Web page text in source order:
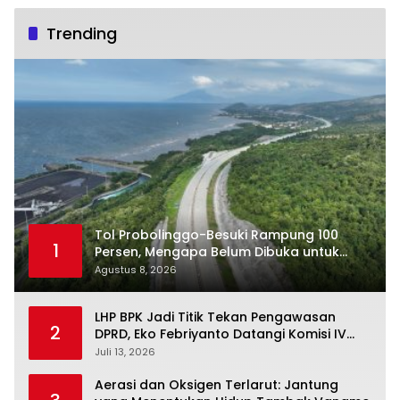
Trending
1
Tol Probolinggo-Besuki Rampung 100
Persen, Mengapa Belum Dibuka untuk
Publik?
Agustus 8, 2026
2
LHP BPK Jadi Titik Tekan Pengawasan
DPRD, Eko Febriyanto Datangi Komisi IV
dan Ajak Dewan Kembali Berpijak pada
Juli 13, 2026
Aerasi dan Oksigen Terlarut: Jantung